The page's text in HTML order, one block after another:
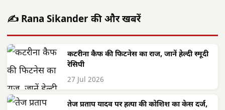
✍️ Rana Sikander की और खबरें
कटरीना कैफ की फिटनेस का राज, जानें हेल्दी स्मूदी
रेसिपी
27 Jul 2026
तेज प्रताप यादव पर हत्या की कोशिश का केस दर्ज,